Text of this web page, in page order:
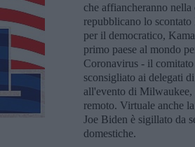
che affiancheranno
repubblicano lo
per il democratico,
primo paese al mondo
Coronavirus - il
sconsigliato ai delegati
all'evento di Milwaukee,
remoto. Virtuale anche
Joe Biden è sigillato da
domestiche.